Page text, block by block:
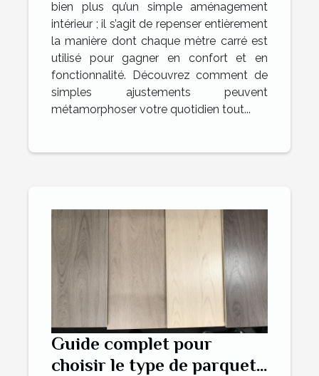
bien plus qu’un simple aménagement
intérieur ; il s’agit de repenser entièrement
la manière dont chaque mètre carré est
utilisé pour gagner en confort et en
fonctionnalité. Découvrez comment de
simples ajustements peuvent
métamorphoser votre quotidien tout...
Guide complet pour
choisir le type de parquet